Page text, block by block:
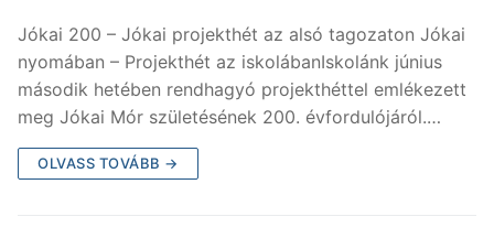
Jókai 200 – Jókai projekthét az alsó tagozaton Jókai
nyomában – Projekthét az iskolábanIskolánk június
második hetében rendhagyó projekthéttel emlékezett
meg Jókai Mór születésének 200. évfordulójáról.…
OLVASS TOVÁBB →